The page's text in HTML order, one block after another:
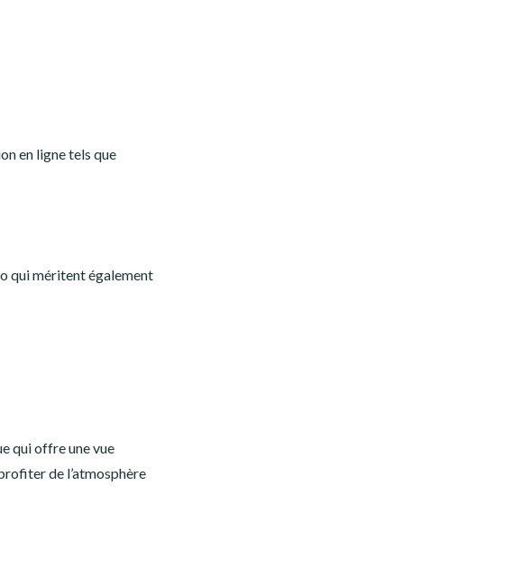
en ligne tels que
qui méritent également
qui offre une vue
de l’atmosphère